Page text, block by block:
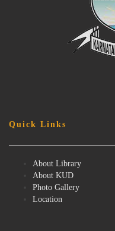
Quick Links
About Library
About KUD
Photo Gallery
Location